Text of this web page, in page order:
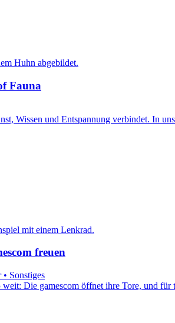
Fauna
Wissen und Entspannung verbindet. In
freuen
Sonstiges
Die gamescom öffnet ihre Tore, und